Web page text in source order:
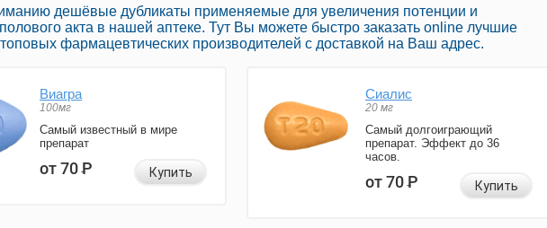
дешёвые дубликаты применяемые для увеличения потенции и
акта в нашей аптеке. Тут Вы можете быстро заказать online лучшие
фармацевтических производителей с доставкой на Ваш адрес.
Виагра
100мг
Самый известный в мире
препарат
от 70Р Купить
Сиалис
20 мг
Самый долгоиграющий
препарат. Эффект до 36
часов.
от 70Р Купить